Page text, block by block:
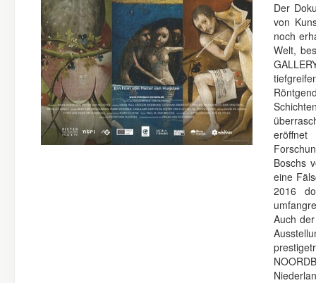
Der
von
noch
Welt,
Boschs
eine
2016
Auch